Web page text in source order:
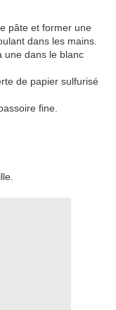
pâte et former une
dans les mains.
une dans le blanc
de papier sulfurisé
fine.